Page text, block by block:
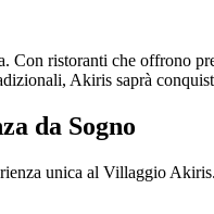
ristoranti che offrono
Akiris saprà
da Sogno
unica al Villaggio